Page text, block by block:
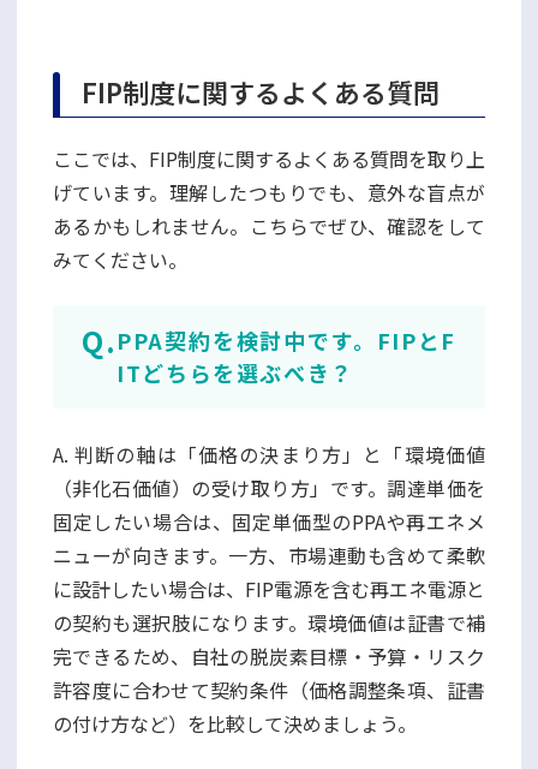
FIP制度に関するよくある質問
ここでは、FIP制度に関するよくある質問を取り上
げています。理解したつもりでも、意外な盲点が
あるかもしれません。こちらでぜひ、確認をして
みてください。
PPA契約を検討中です。FIPとF
ITどちらを選ぶべき？
A. 判断の軸は「価格の決まり方」と「環境価値
（非化石価値）の受け取り方」です。調達単価を
固定したい場合は、固定単価型のPPAや再エネメ
ニューが向きます。一方、市場連動も含めて柔軟
に設計したい場合は、FIP電源を含む再エネ電源と
の契約も選択肢になります。環境価値は証書で補
完できるため、自社の脱炭素目標・予算・リスク
許容度に合わせて契約条件（価格調整条項、証書
の付け方など）を比較して決めましょう。